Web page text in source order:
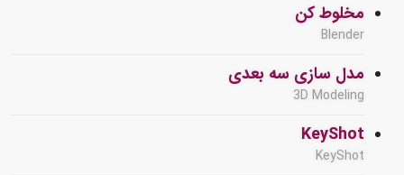
مخلوط کن
Blender
مدل سازی سه بعدی
3D Modeling
KeyShot
KeyShot